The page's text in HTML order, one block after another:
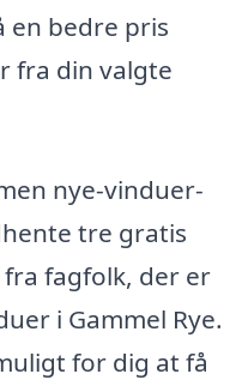
en bedre pris
fra din valgte
nye-vinduer-
tre gratis
fagfolk, der er
i Gammel Rye.
for dig at få